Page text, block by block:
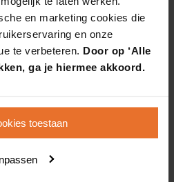
en marketing cookies die
en onze
te verbeteren. Door op ‘Alle
ga je hiermee akkoord.
toestaan